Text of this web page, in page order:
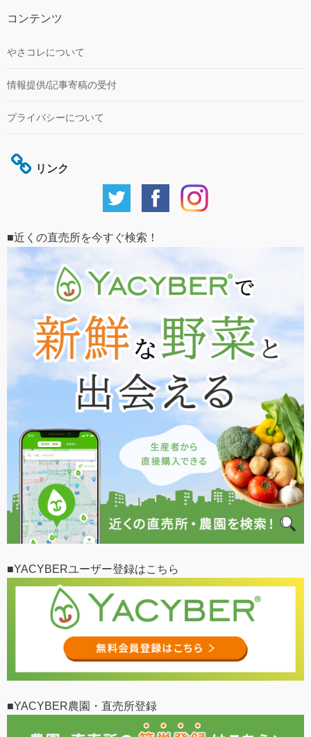
コンテンツ
やさコレについて
情報提供/記事寄稿の受付
プライバシーについて
リンク
■近くの直売所を今すぐ検索！
■YACYBERユーザー登録はこちら
■YACYBER農園・直売所登録